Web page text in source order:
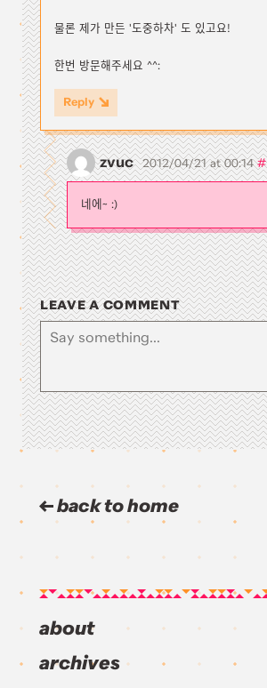
물론 제가 만든 '도중하차' 도 있고요!
한번 방문해주세요 ^^:
Reply
zvuc 2012/04/21 at 00:14#
네에~ :)
LEAVE A COMMENT
back to home
about
archives